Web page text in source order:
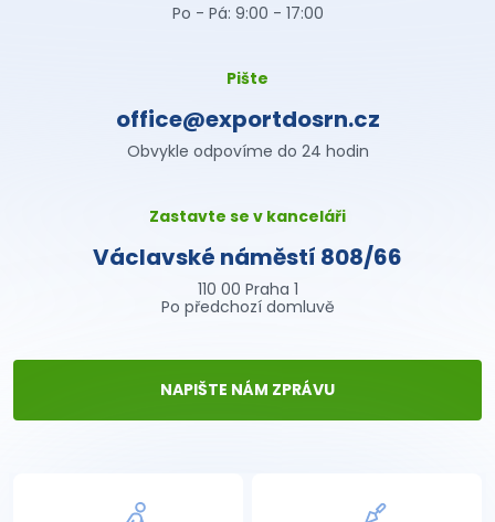
Po - Pá: 9:00 - 17:00
Pište
office@exportdosrn.cz
Obvykle odpovíme do 24 hodin
Zastavte se v kanceláři
Václavské náměstí 808/66
110 00 Praha 1
Po předchozí domluvě
NAPIŠTE NÁM ZPRÁVU